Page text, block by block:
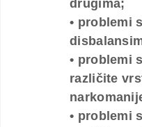
drugima;
• problemi
• problemi
različite
• problemi